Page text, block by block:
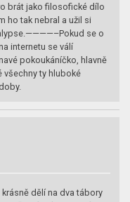
brát jako filosofické dílo
ho tak nebral a užil si
se o
internetu se válí
pokoukáníčko, hlavně
všechny ty hluboké
dělí na dva tábory